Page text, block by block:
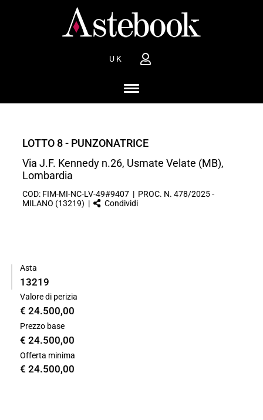
UK
LOTTO 8 - PUNZONATRICE
Via J.F. Kennedy n.26, Usmate Velate (MB),
Lombardia
COD: FIM-MI-NC-LV-49#9407 | PROC. N. 478/2025 -
MILANO (13219) |
Condividi
Asta
13219
Valore di perizia
€ 24.500,00
Prezzo base
€ 24.500,00
Offerta minima
€ 24.500,00